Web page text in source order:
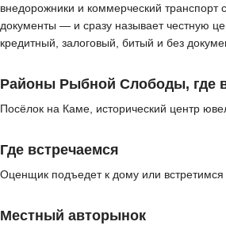
внедорожники и коммерческий
документы — и сразу называет честную
кредитный, залоговый, битый и без
Районы Рыбной Слободы, где
Посёлок на Каме, исторический центр
Где встречаемся
Оценщик подъедет к дому или
Местный авторынок